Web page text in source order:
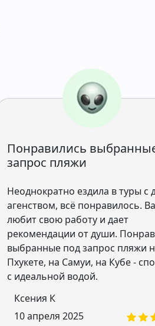
Понравились
запрос пляжи
Неоднократно ездила в туры с
агенством, всё понравилось.
любит свою работу и дает
рекомендации от души.
выбранные под запрос пляжи
Пхукете, на Самуи, на Кубе -
с идеальной водой.
Ксения К
10 апреля 2025